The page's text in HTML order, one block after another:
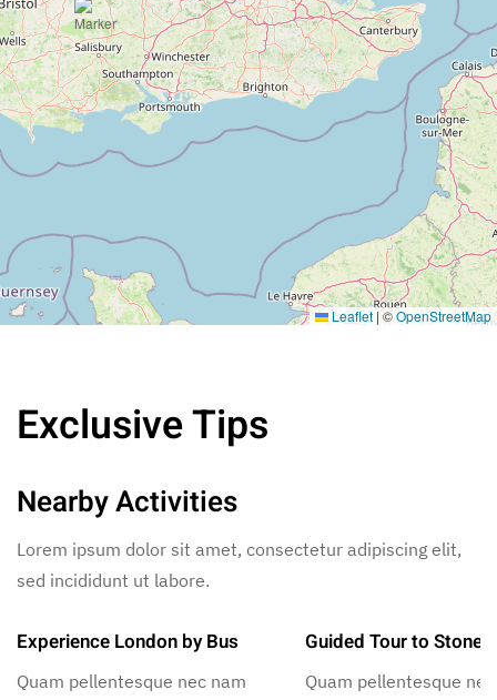
Leaflet | ©OpenStreetMap
Exclusive Tips
Nearby Activities
Lorem ipsum dolor sit amet, consectetur adipiscing elit,
sed incididunt ut labore.
Experience London by Bus
Quam pellentesque nec nam
Guided Tour to
Quam pellentesque